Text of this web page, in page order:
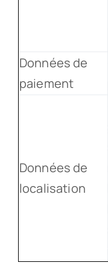
Données de
paiement
Données de
localisation